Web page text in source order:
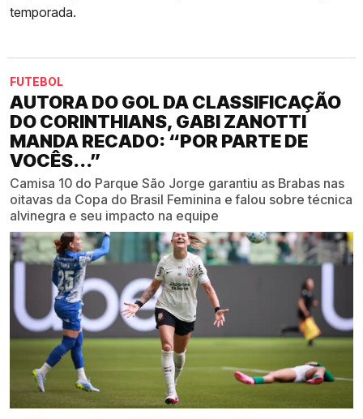
temporada.
FUTEBOL
AUTORA DO GOL DA CLASSIFICAÇÃO
DO CORINTHIANS, GABI ZANOTTI
MANDA RECADO: “POR PARTE DE
VOCÊS...”
Camisa 10 do Parque São Jorge garantiu as Brabas nas
oitavas da Copa do Brasil Feminina e falou sobre técnica
alvinegra e seu impacto na equipe